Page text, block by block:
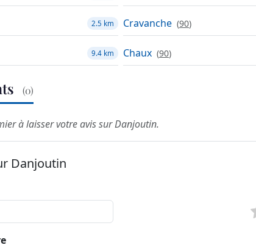
2.5 km Cravanche (90)
9.4 km Chaux (90)
(0)
à laisser votre avis sur Danjoutin.
Danjoutin